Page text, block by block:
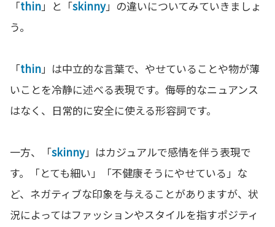
「thin」と「skinny」の違いについてみていきましょ
う。
「thin」は中立的な言葉で、やせていることや物が薄
いことを冷静に述べる表現です。侮辱的なニュアンス
はなく、日常的に安全に使える形容詞です。
一方、「skinny」はカジュアルで感情を伴う表現で
す。「とても細い」「不健康そうにやせている」な
ど、ネガティブな印象を与えることがありますが、状
況によってはファッションやスタイルを指すポジティ